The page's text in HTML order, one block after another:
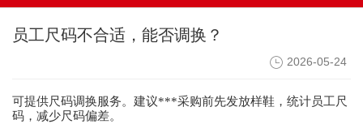
员工尺码不合适，能否调换？
2026-05-24
可提供尺码调换服务。建议***采购前先发放样鞋，统计员工尺
码，减少尺码偏差。